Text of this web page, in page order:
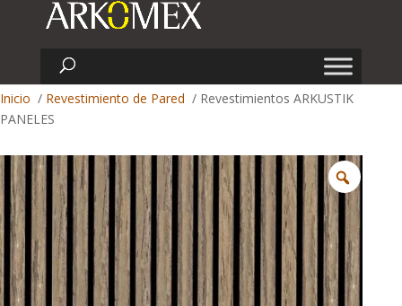
Inicio / Revestimiento de Pared / Revestimientos ARKUSTIK
PANELES
Zoom